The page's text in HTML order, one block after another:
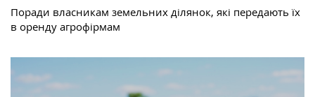
Поради власникам земельних ділянок, які передають їх
в оренду агрофірмам